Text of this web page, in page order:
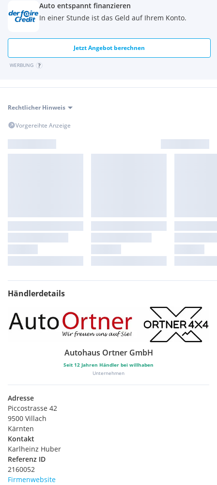
Höchste Kundenzufriedenheit, bestens geschultes
Fachpersonal und ehrliche Beratung seit über 55 Jahren!
Zwischenverkauf, Irrtümer, Satz- und Druckfehler
Auto entspannt finanzieren
In einer Stunde ist das Geld auf Ihrem Konto.
Jetzt Angebot berechnen
WERBUNG
Rechtlicher Hinweis
Vorgereihte Anzeige
Händlerdetails
Autohaus Ortner GmbH
Seit 12 Jahren Händler bei willhaben
Unternehmen
Adresse
Piccostrasse 42
9500 Villach
Kärnten
Kontakt
Karlheinz Huber
Referenz ID
2160052
Firmenwebsite